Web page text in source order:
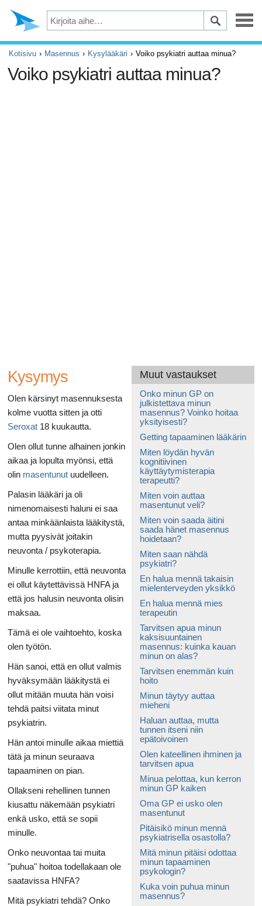
Masennus
Silmät
Kotisivu Masennus Kysylääkäri Voiko psykiatri auttaa minua?
Voiko psykiatri auttaa minua?
Muut vastaukset
Onko minun GP on
julkistettava minun
masennus? Voinko hoitaa
yksityisesti?
Getting tapaaminen lääkärin
Miten löydän hyvän
kognitiivinen
käyttäytymisterapia
terapeutti?
Miten voin auttaa
masentunut veli?
Miten voin saada äitini
saada hänet masennus
hoidetaan?
Miten saan nähdä
psykiatri?
En halua mennä takaisin
mielenterveyden yksikkö
En halua mennä mies
terapeutin
Tarvitsen apua minun
kaksisuuntainen
masennus: kuinka kauan
minun on alas?
Tarvitsen enemmän kuin
hoito
Minun täytyy auttaa
mieheni
Haluan auttaa, mutta
tunnen itseni niin
epätoivoinen
Olen kateellinen ihminen ja
tarvitsen apua
Minua pelottaa, kun kerron
minun GP kaiken
Oma GP ei usko olen
masentunut
Pitäisikö minun mennä
psykiatrisella osastolla?
Mitä minun pitäisi odottaa
minun tapaaminen
psykologin?
Kuka voin puhua minun
masennus?
Kysymys
Olen kärsinyt masennuksesta
kolme vuotta sitten ja otti
Seroxat 18 kuukautta.
Olen ollut tunne alhainen jonkin
aikaa ja lopulta myönsi, että
olin masentunut uudelleen.
Palasin lääkäri ja oli
nimenomaisesti haluni ei saa
antaa minkäänlaista lääkitystä,
mutta pyysivät joitakin
neuvonta / psykoterapia.
Minulle kerrottiin, että neuvonta
ei ollut käytettävissä HNFA ja
että jos halusin neuvonta olisin
maksaa.
Tämä ei ole vaihtoehto, koska
olen työtön.
Hän sanoi, että en ollut valmis
hyväksymään lääkitystä ei
ollut mitään muuta hän voisi
tehdä paitsi viitata minut
psykiatrin.
Hän antoi minulle aikaa miettiä
tätä ja minun seuraava
tapaaminen on pian.
Ollakseni rehellinen tunnen
kiusattu näkemään psykiatri
enkä usko, että se sopii
minulle.
Onko neuvontaa tai muita
"puhua" hoitoa todellakaan ole
saatavissa HNFA?
Mitä psykiatri tehdä? Onko